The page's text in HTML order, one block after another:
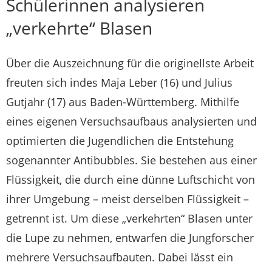
„verkehrte“ Blasen
Über die Auszeichnung für die originellste Arbeit
freuten sich indes Maja Leber (16) und Julius
Gutjahr (17) aus Baden-Württemberg. Mithilfe
eines eigenen Versuchsaufbaus analysierten und
optimierten die Jugendlichen die Entstehung
sogenannter Antibubbles. Sie bestehen aus einer
Flüssigkeit, die durch eine dünne Luftschicht von
ihrer Umgebung – meist derselben Flüssigkeit –
getrennt ist. Um diese „verkehrten“ Blasen unter
die Lupe zu nehmen, entwarfen die Jungforscher
mehrere Versuchsaufbauten. Dabei lässt ein